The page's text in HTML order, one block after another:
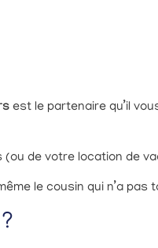
est le partenaire qu’il
de votre location de
le cousin qui n’a pas